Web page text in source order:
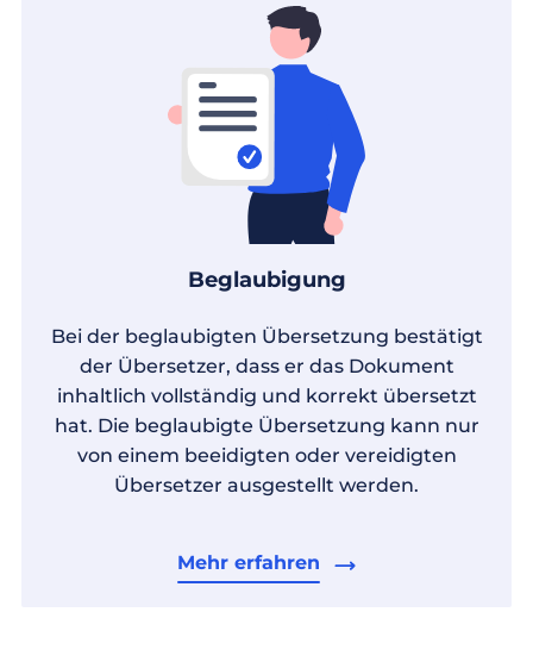
Beglaubigung
Bei der beglaubigten Übersetzung bestätigt
der Übersetzer, dass er das Dokument
inhaltlich vollständig und korrekt übersetzt
hat. Die beglaubigte Übersetzung kann nur
von einem beeidigten oder vereidigten
Übersetzer ausgestellt werden.
Mehr erfahren